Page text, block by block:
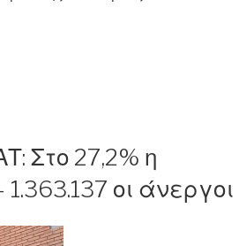
Στο 27,2% η
οι άνεργοι